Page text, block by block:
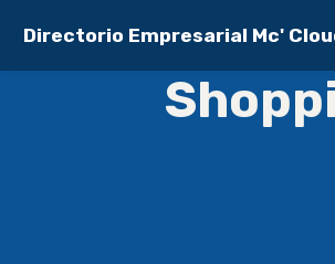
Directorio Empresarial Mc'